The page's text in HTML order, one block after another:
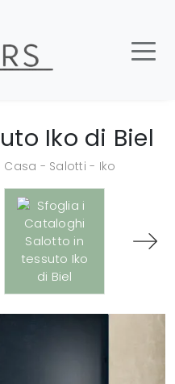
Iko di Biel
Casa - Salotti - Iko